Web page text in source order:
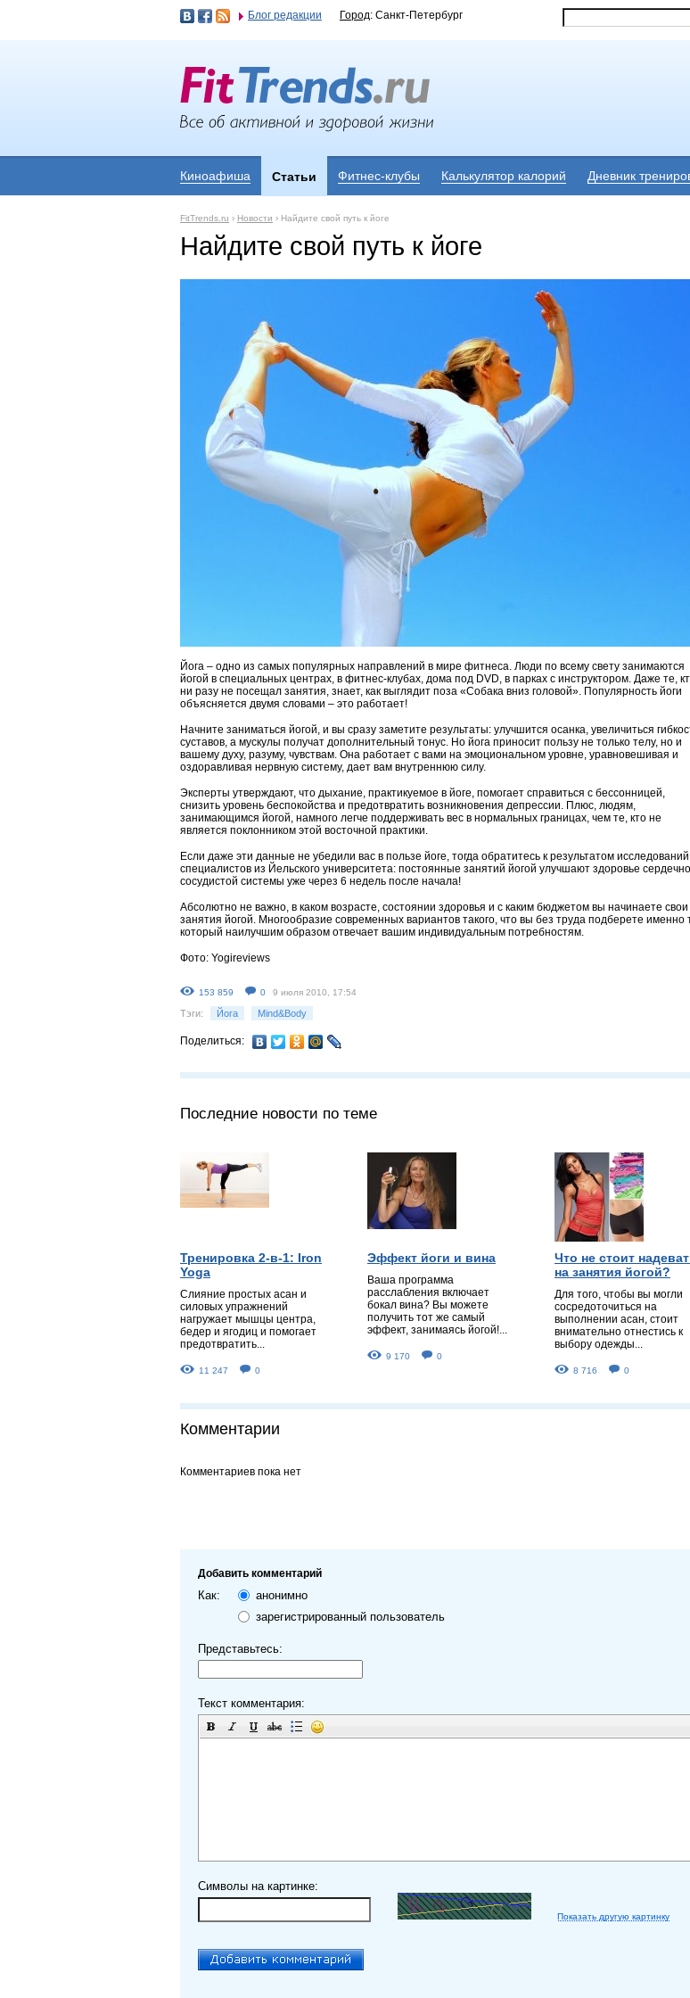
Блог редакции Город: Санкт-Петербург
Киноафиша Статьи Фитнес-клубы Калькулятор калорий Дневник
FitTrends.ru › Новости › Найдите свой путь к йоге
Найдите свой путь к йоге
Йога – одно из самых популярных направлений в мире фитнеса. Люди по всему свету занимаются
йогой в специальных центрах, в фитнес-клубах, дома под DVD, в парках с инструктором. Даже те,
ни разу не посещал занятия, знает, как выглядит поза «Собака вниз головой». Популярность йоги
объясняется двумя словами – это работает!
Начните заниматься йогой, и вы сразу заметите результаты: улучшится осанка, увеличиться
суставов, а мускулы получат дополнительный тонус. Но йога приносит пользу не только телу, но и
вашему духу, разуму, чувствам. Она работает с вами на эмоциональном уровне, уравновешивая и
оздоравливая нервную систему, дает вам внутреннюю силу.
Эксперты утверждают, что дыхание, практикуемое в йоге, помогает справиться с бессонницей,
снизить уровень беспокойства и предотвратить возникновения депрессии. Плюс, людям,
занимающимся йогой, намного легче поддерживать вес в нормальных границах, чем те, кто не
является поклонником этой восточной практики.
Если даже эти данные не убедили вас в пользе йоге, тогда обратитесь к результатом исследований
специалистов из Йельского университета: постоянные занятий йогой улучшают здоровье
сосудистой системы уже через 6 недель после начала!
Абсолютно не важно, в каком возрасте, состоянии здоровья и с каким бюджетом вы начинаете свои
занятия йогой. Многообразие современных вариантов такого, что вы без труда подберете именно
который наилучшим образом отвечает вашим индивидуальным потребностям.
Фото: Yogireviews
153 859 0 9 июля 2010, 17:54
Тэги: Йога Mind&Body
Поделиться:
Последние новости по теме
Тренировка 2-в-1: Iron
Yoga
Слияние простых асан и
силовых упражнений
нагружает мышцы центра,
бедер и ягодиц и помогает
предотвратить...
11 247 0
Эффект йоги и вина
Ваша программа
расслабления включает
бокал вина? Вы можете
получить тот же самый
эффект, занимаясь йогой!...
9 170 0
Что не стоит
на занятия йогой?
Для того, чтобы вы могли
сосредоточиться на
выполнении асан, стоит
внимательно отнестись к
выбору одежды...
8 716 0
Комментарии
Комментариев пока нет
Добавить комментарий
Как:
анонимно
зарегистрированный пользователь
Представьтесь:
Текст комментария:
Символы на картинке:
Показать другую картинку